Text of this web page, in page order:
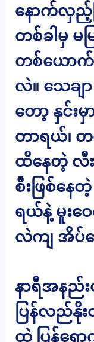
နောက်လှ
တစ်ခါမှ မမ
တစ်ယောက်
လဲ။ သေခ
တော့ နှင်း
တာရယ်၊ တ
ထိနေတဲ့ လီး
စီးဖြစ်နေ
ရယ်နဲ့ မူးဝ
လဲကျ အိပ်ပ
နာရီအနည်
ပြန်လည်နို
ထဲ ပြန်ရ